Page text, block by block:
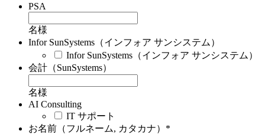
PSA
名様
Infor SunSystems（インフォア サンシステム）
Infor SunSystems（インフォア サンシステム）
会計（SunSystems）
名様
AI Consulting
IT サポート
お名前（フルネーム, カタカナ） *